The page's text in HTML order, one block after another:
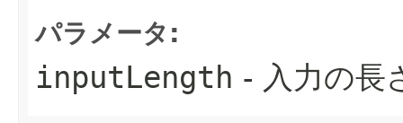
パラメータ:
inputLength - 入力の長